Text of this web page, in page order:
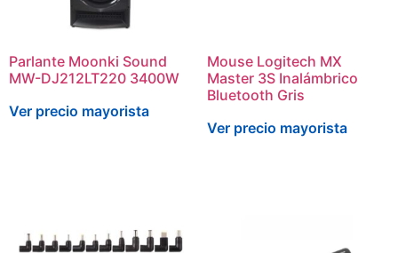
Parlante Moonki Sound
MW-DJ212LT220 3400W
Ver precio mayorista
Mouse Logitech MX
Master 3S Inalámbrico
Bluetooth Gris
Ver precio mayorista